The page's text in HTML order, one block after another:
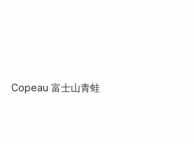
Copeau 富士山青蛙